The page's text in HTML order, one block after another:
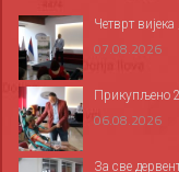
Четврт
07.08.2026
Прикупљено
06.08.2026
За све